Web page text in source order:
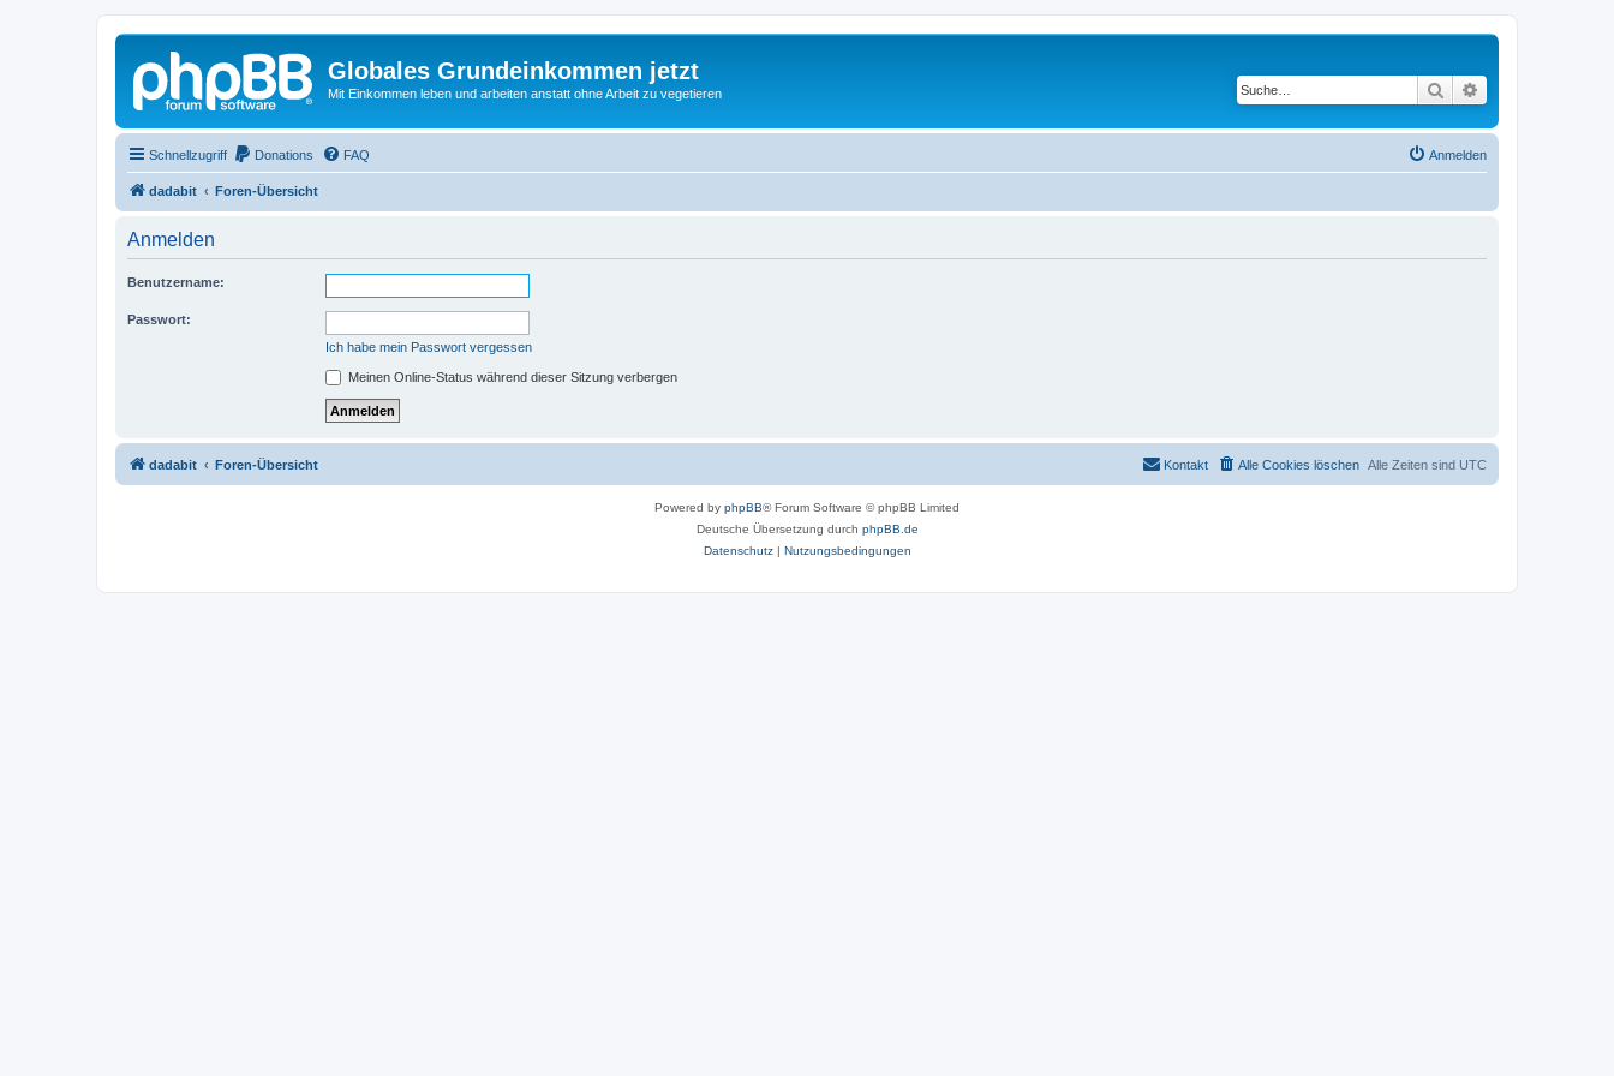
Globales Grundeinkommen jetzt
Mit Einkommen leben und arbeiten anstatt ohne Arbeit zu vegetieren Suche
Schnellzugriff Donations FAQ Anmelden
dadabit Foren-Übersicht
Anmelden
Benutzername:
Passwort:
Ich habe mein Passwort vergessen
Meinen Online-Status während dieser Sitzung verbergen
dadabit Foren-Übersicht Alle Zeiten sind UTC
Alle Cookies löschen
Kontakt
Powered by phpBB® Forum Software © phpBB Limited
Deutsche Übersetzung durch phpBB.de
Datenschutz| Nutzungsbedingungen